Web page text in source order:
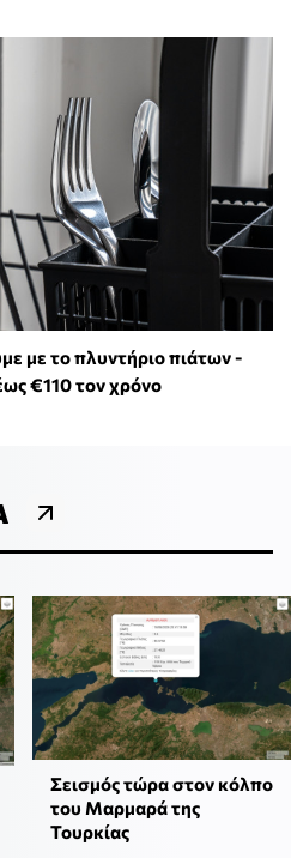
με το πλυντήριο πιάτων -
€110 τον χρόνο
Σεισμός τώρα στον κόλπο
του Μαρμαρά της
Τουρκίας